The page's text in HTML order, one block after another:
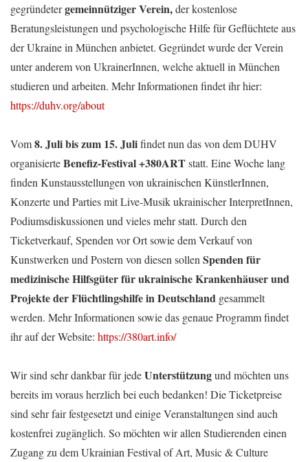
gegründetergemeinnütziger Verein,der kostenlose
Beratungsleistungen und psychologische Hilfe für Geflüchtete aus
der Ukraine in München anbietet. Gegründet wurde der Verein
unter anderem von UkrainerInnen, welche aktuell in München
studieren und arbeiten. Mehr Informationen findet ihr hier:
https://duhv.org/about
Vom8. Juli bis zum 15. Julifindet nun das von dem DUHV
organisierteBenefiz-Festival +380ARTstatt. Eine Woche lang
finden Kunstausstellungen von ukrainischen KünstlerInnen,
Konzerte und Parties mit Live-Musik ukrainischer InterpretInnen,
Podiumsdiskussionen und vieles mehr statt. Durch den
Ticketverkauf, Spenden vor Ort sowie dem Verkauf von
Kunstwerken und Postern von diesen sollenSpenden für
medizinische Hilfsgüter für ukrainische Krankenhäuser und
Projekte der Flüchtlingshilfe in Deutschland gesammelt
werden. Mehr Informationen sowie das genaue Programm findet
ihr auf der Website: https://380art.info/
Wir sind sehr dankbar für jedeUnterstützungund möchten uns
bereits im voraus herzlich bei euch bedanken! Die Ticketpreise
sind sehr fair festgesetzt und einige Veranstaltungen sind auch
kostenfrei zugänglich. So möchten wir allen Studierenden einen
Zugang zu dem Ukrainian Festival of Art, Music & Culture